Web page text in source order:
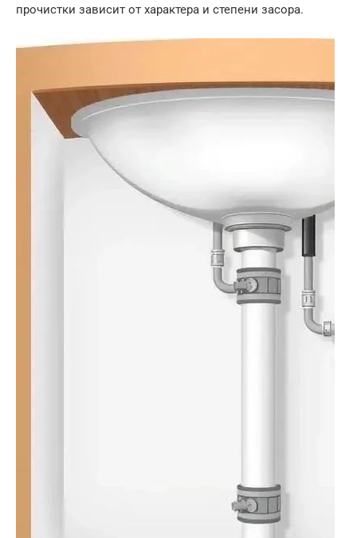
прочистки зависит от характера и степени засора.